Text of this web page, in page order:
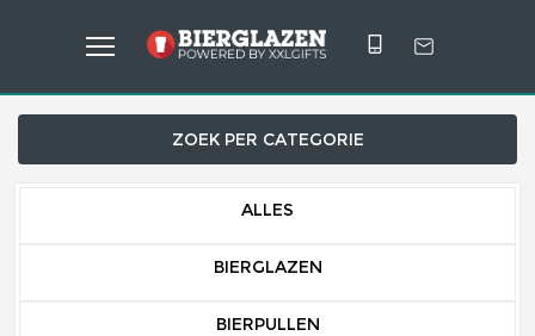
ZOEK PER CATEGORIE
ALLES
BIERGLAZEN
BIERPULLEN